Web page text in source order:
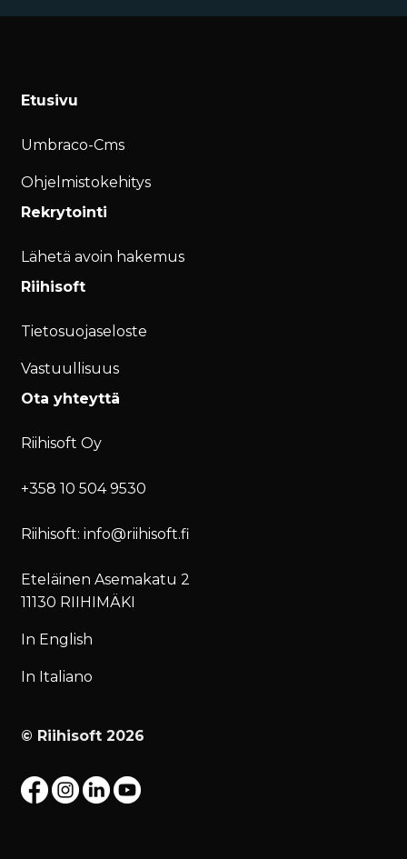
Etusivu
Umbraco-Cms
Ohjelmistokehitys
Rekrytointi
Lähetä avoin hakemus
Riihisoft
Tietosuojaseloste
Vastuullisuus
Ota yhteyttä
Riihisoft Oy
+358 10 504 9530
Riihisoft: info@riihisoft.fi
Eteläinen Asemakatu 2
11130 RIIHIMÄKI
In English
In Italiano
© Riihisoft 2026